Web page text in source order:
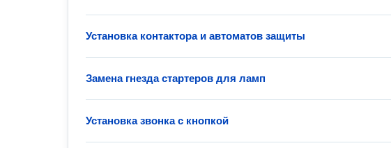
Установка контактора и автоматов защиты
Замена гнезда стартеров для ламп
Установка звонка с кнопкой